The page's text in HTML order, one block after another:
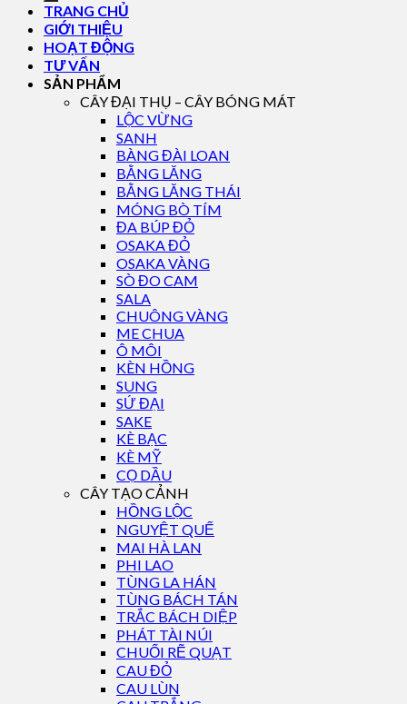
TRANG CHỦ
GIỚI THIỆU
HOẠT ĐỘNG
TƯ VẤN
SẢN PHẨM
CÂY ĐẠI THỤ – CÂY BÓNG MÁT
LỘC VỪNG
SANH
BÀNG ĐÀI LOAN
BẰNG LĂNG
BẰNG LĂNG THÁI
MÓNG BÒ TÍM
ĐA BÚP ĐỎ
OSAKA ĐỎ
OSAKA VÀNG
SÒ ĐO CAM
SALA
CHUÔNG VÀNG
ME CHUA
Ô MÔI
KÈN HỒNG
SUNG
SỨ ĐẠI
SAKE
KÈ BẠC
KÈ MỸ
CỌ DẦU
CÂY TẠO CẢNH
HỒNG LỘC
NGUYỆT QUẾ
MAI HÀ LAN
PHI LAO
TÙNG LA HÁN
TÙNG BÁCH TÁN
TRẮC BÁCH DIỆP
PHÁT TÀI NÚI
CHUỐI RẼ QUẠT
CAU ĐỎ
CAU LÙN